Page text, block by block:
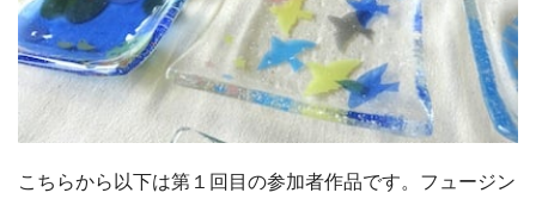
こちらから以下は第１回目の参加者作品です。フュージン